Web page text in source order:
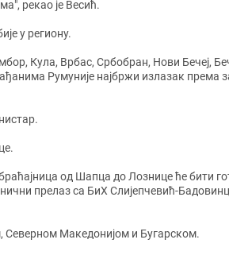
рекао је Весић.
у региону.
Кула, Врбас, Србобран, Нови Бечеј,
Румуније најбржи излазак према
од Шапца до Лознице ће бити
прелаз са БиХ Слијепчевић-
Северном Македонијом и Бугарском.